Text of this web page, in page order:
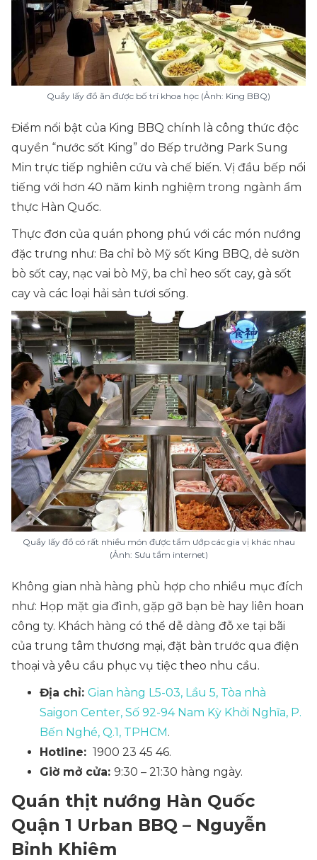
Quầy lấy đồ ăn được bố trí khoa học (Ảnh: King BBQ)
Điểm nổi bật của King BBQ chính là công thức độc
quyền “nước sốt King” do Bếp trưởng Park Sung
Min trực tiếp nghiên cứu và chế biến. Vị đầu bếp nổi
tiếng với hơn 40 năm kinh nghiệm trong ngành ẩm
thực Hàn Quốc.
Thực đơn của quán phong phú với các món nướng
đặc trưng như: Ba chỉ bò Mỹ sốt King BBQ, dẻ sườn
bò sốt cay, nạc vai bò Mỹ, ba chỉ heo sốt cay, gà sốt
cay và các loại hải sản tươi sống.
Quầy lấy đồ có rất nhiều món được tẩm ướp các gia vị khác nhau
(Ảnh: Sưu tầm internet)
Không gian nhà hàng phù hợp cho nhiều mục đích
như: Họp mặt gia đình, gặp gỡ bạn bè hay liên hoan
công ty. Khách hàng có thể dễ dàng đỗ xe tại bãi
của trung tâm thương mại, đặt bàn trước qua điện
thoại và yêu cầu phục vụ tiệc theo nhu cầu.
Địa chỉ: Gian hàng L5-03, Lầu 5, Tòa nhà
Saigon Center, Số 92-94 Nam Kỳ Khởi Nghĩa, P.
Bến Nghé, Q.1, TPHCM.
Hotline: 1900 23 45 46.
Giờ mở cửa: 9:30 – 21:30 hàng ngày.
Quán thịt nướng Hàn Quốc
Quận 1 Urban BBQ – Nguyễn
Bỉnh Khiêm